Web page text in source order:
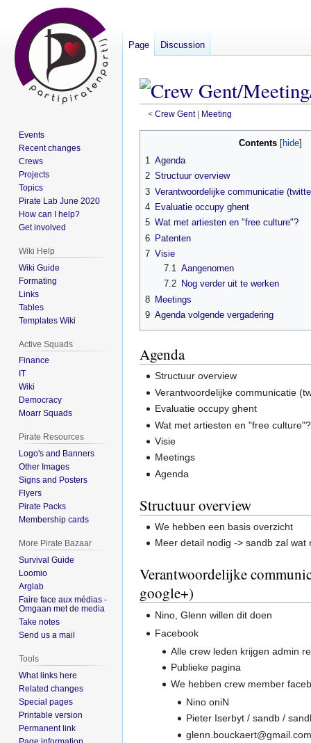
< Crew Gent‎ | Meeting
to
navigation
to
search
Contents
1 Agenda
2 Structuur overview
3 Verantwoordelijke communicatie
4 Evaluatie occupy ghent
5 Wat met artiesten en "free culture"?
6 Patenten
7 Visie
7.1 Aangenomen
7.2
Nog verder uit te werken
8 Meetings
9 Agenda volgende vergadering
Agenda
Structuur overview
Verantwoordelijke communicatie
Evaluatie occupy ghent
Wat met artiesten en "free culture"?
Visie
Meetings
Agenda
Structuur overview
We hebben een basis overzicht
Meer detail nodig -> sandb zal wat
Verantwoordelijke
google+)
Nino, Glenn willen dit doen
Facebook
Alle crew leden krijgen admin
Publieke pagina
We hebben crew member
Nino oniN
Pieter Iserbyt / sandb /
Page Discussion
Events
Recent changes
Crews
Projects
Topics
Pirate Lab June 2020
How can I help?
Get involved
Wiki Help
Wiki Guide
Formating
Links
Tables
Templates Wiki
Active Squads
Finance
IT
Wiki
Democracy
Moarr Squads
Pirate Resources
Logo's and Banners
Other Images
Signs and Posters
Flyers
Pirate Packs
Membership cards
More Pirate Bazaar
Survival Guide
Loomio
Arglab
Faire face aux médias -
Omgaan met de media
Take notes
Send us a mail
Tools
What links here
Related changes
Special pages
Printable version
Permanent link